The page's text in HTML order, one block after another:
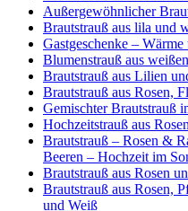
Außergewöhnlicher
Brautstrauß aus lila und
Gastgeschenke –
Blumenstrauß aus
Brautstrauß aus Lilien
Brautstrauß aus Rosen,
Gemischter Brautstrauß
Hochzeitstrauß aus
Brautstrauß – Rosen &
Beeren – Hochzeit im
Brautstrauß aus Rosen
Brautstrauß aus Rosen,
und Weiß